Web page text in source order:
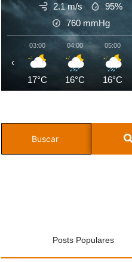
2.1 m/s
95%
760 mmHg
03:00
17°C
04:00
16°C
05:00
16°C
‹
Posts Populares